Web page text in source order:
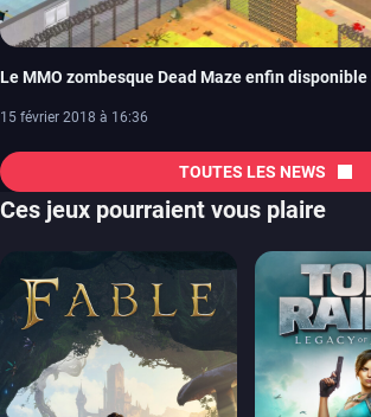
Le MMO zombesque Dead Maze enfin disponible
15 février 2018 à 16:36
TOUTES LES NEWS
Ces jeux pourraient vous plaire